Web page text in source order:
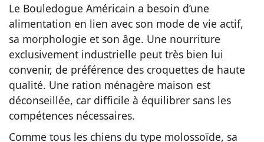
Le Bouledogue Américain a besoin d’une
alimentation en lien avec son mode de vie actif,
sa morphologie et son âge. Une nourriture
exclusivement industrielle peut très bien lui
convenir, de préférence des croquettes de haute
qualité. Une ration ménagère maison est
déconseillée, car difficile à équilibrer sans les
compétences nécessaires.
Comme tous les chiens du type molossoïde, sa